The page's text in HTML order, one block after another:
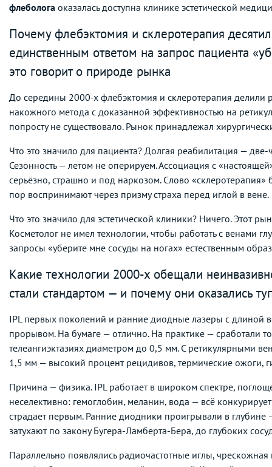
флеболога оказалась доступна клинике эстетической
Почему флебэктомия и склеротерапия
единственным ответом на запрос пациента
это говорит о природе рынка
До середины 2000-х флебэктомия и склеротерапия делили
накожного метода с доказанной эффективностью на
попросту не существовало. Рынок принадлежал
Что это значило для пациента? Долгая реабилитация —
Сезонность — летом не оперируем. Ассоциация с
серьёзно, страшно и под наркозом. Слово
пор воспринимают через призму страха перед иглой в вене.
Что это значило для эстетической клиники? Ничего. Этот
Косметолог не имел технологии, чтобы работать с венами
запросы «уберите мне сосуды на ногах» естественным
Какие технологии 2000-х обещали
стали стандартом — и почему они оказались
IPL первых поколений и ранние диодные лазеры с длиной
прорывом. На бумаге — отлично. На практике — сработали
телеангиэктазиях диаметром до 0,5 мм. С ретикулярными
1,5 мм — высокий процент рецидивов, термические ожоги,
Причина — физика. IPL работает в широком спектре,
неселективно: гемоглобин, меланин, вода — всё
страдает первым. Ранние диодники проигрывали в
затухают по закону Бугера-Ламберта-Бера, до глубоких
Параллельно появлялись радиочастотные иглы,